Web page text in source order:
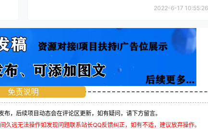
2022-6-17 10:55:26
免责说明
，后续项目动态会在评论区更新，如有疑问，请下方留言。
远无法操作如发现问题联系站长QQ反馈纠正，如有不适，建议放弃操作。